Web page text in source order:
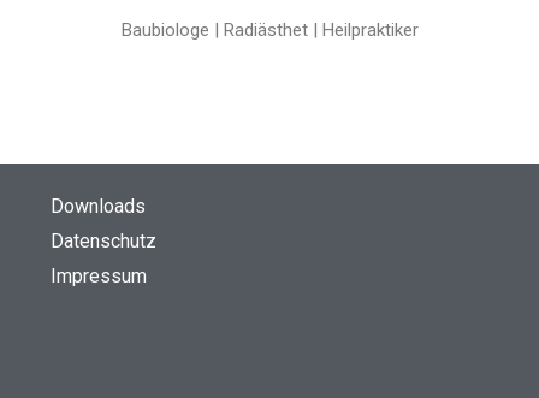
Baubiologe | Radiästhet | Heilpraktiker
Downloads
Datenschutz
Impressum